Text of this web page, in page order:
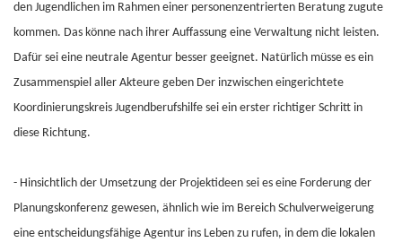
den Jugendlichen im Rahmen einer personenzentrierten Beratung zugute
kommen. Das könne nach ihrer Auffassung eine Verwaltung nicht leisten.
Dafür sei eine neutrale Agentur besser geeignet. Natürlich müsse es ein
Zusammenspiel aller Akteure geben Der inzwischen eingerichtete
Koordinierungskreis Jugendberufshilfe sei ein erster richtiger Schritt in
diese Richtung.
- Hinsichtlich der Umsetzung der Projektideen sei es eine Forderung der
Planungskonferenz gewesen, ähnlich wie im Bereich Schulverweigerung
eine entscheidungsfähige Agentur ins Leben zu rufen, in dem die lokalen